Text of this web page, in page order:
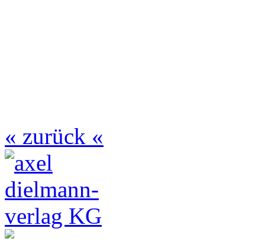
« zurück «